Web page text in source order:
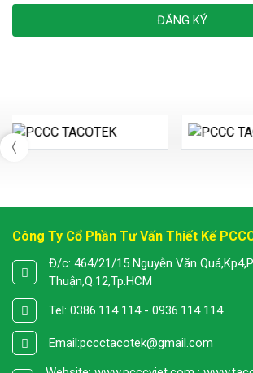
ĐĂNG KÝ
Công Ty Cổ Phần Tư Vấn Thiết Kế
Đ/c: 464/21/15 Nguyễn Văn
Thuận,Q.12,Tp.HCM
Tel: 0386.114 114 - 0936.114 114
Email:pccctacotek@gmail.com